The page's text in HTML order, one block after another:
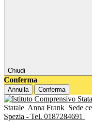
Chiudi
Conferma
Annulla Conferma
Statale Anna Frank Sede
Spezia - Tel. 0187284691